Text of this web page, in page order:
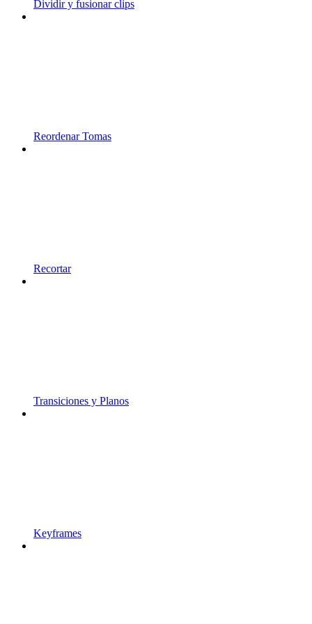
Dividir y fusionar clips
Reordenar Tomas
Recortar
Transiciones y Planos
Keyframes